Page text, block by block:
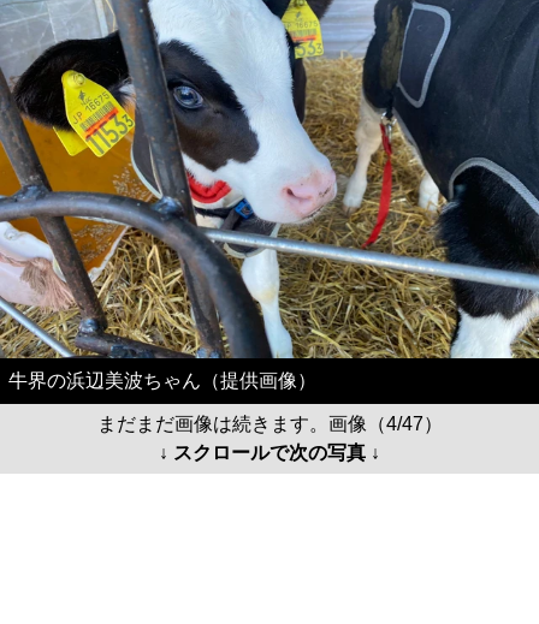
牛界の浜辺美波ちゃん（提供画像）
まだまだ画像は続きます。画像（4/47）
↓ スクロールで次の写真 ↓